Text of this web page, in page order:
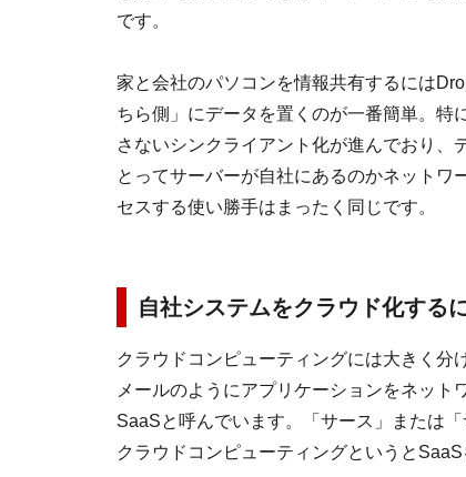
です。
家と会社のパソコンを情報共有するには
ちら側」にデータを置くのが一番簡単。特
さないシンクライアント化が進んでおり、
とってサーバーが自社にあるのかネットワ
セスする使い勝手はまったく同じです。
自社システムをクラウド化する
クラウドコンピューティングには大きく分
メールのようにアプリケーションをネット
SaaSと呼んでいます。「サース」または
クラウドコンピューティングというとSaaS